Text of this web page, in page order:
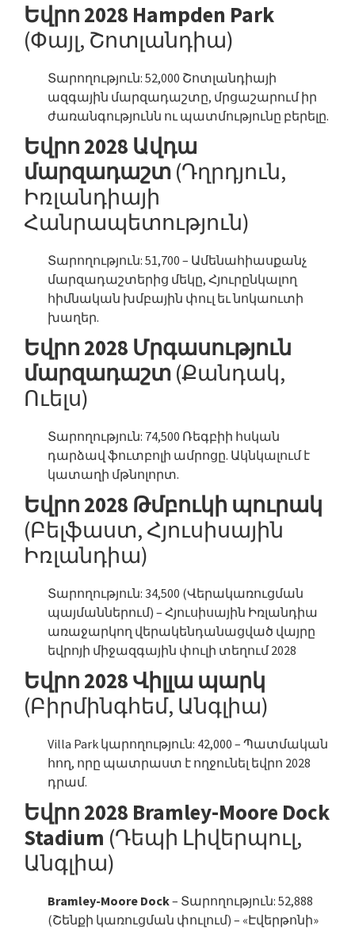
Եվրո 2028 Hampden Park
(Փայլ, Շոտլանդիա)
Տարողություն: 52,000 Շոտլանդիայի
ազգային մարզադաշտը, մրցաշարում իր
ժառանգությունն ու պատմությունը բերելը.
Եվրո 2028 Ավդա
մարզադաշտ (Դղրդյուն,
Իռլանդիայի
Հանրապետություն)
Տարողություն: 51,700 – Ամենահիասքանչ
մարզադաշտերից մեկը, Հյուրընկալող
հիմնական խմբային փուլ եւ նոկաուտի
խաղեր.
Եվրո 2028 Մրգասություն
մարզադաշտ (Քանդակ,
Ուելս)
Տարողություն: 74,500 Ռեգբիի հսկան
դարձավ ֆուտբոլի ամրոցը. Ակնկալում է
կատաղի մթնոլորտ.
Եվրո 2028 Թմբուկի պուրակ
(Բելֆաստ, Հյուսիսային
Իռլանդիա)
Տարողություն: 34,500 (Վերակառուցման
պայմաններում) – Հյուսիսային Իռլանդիա
առաջարկող վերակենդանացված վայրը
եվրոյի միջազգային փուլի տեղում 2028
Եվրո 2028 Վիլլա պարկ
(Բիրմինգհեմ, Անգլիա)
Villa Park կարողություն: 42,000 – Պատմական
հող, որը պատրաստ է ողջունել եվրո 2028
դրամ.
Եվրո 2028 Bramley-Moore Dock
Stadium (Դեպի Լիվերպուլ,
Անգլիա)
Bramley-Moore Dock– Տարողություն: 52,888
(Շենքի կառուցման փուլում) – «Էվերթոնի»